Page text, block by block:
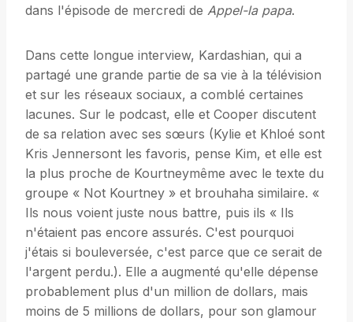
dans l'épisode de mercredi de Appel-la papa.
Dans cette longue interview, Kardashian, qui a
partagé une grande partie de sa vie à la télévision
et sur les réseaux sociaux, a comblé certaines
lacunes. Sur le podcast, elle et Cooper discutent
de sa relation avec ses sœurs (Kylie et Khloé sont
Kris Jennersont les favoris, pense Kim, et elle est
la plus proche de Kourtneymême avec le texte du
groupe « Not Kourtney » et brouhaha similaire. «
Ils nous voient juste nous battre, puis ils « Ils
n'étaient pas encore assurés. C'est pourquoi
j'étais si bouleversée, c'est parce que ce serait de
l'argent perdu.). Elle a augmenté qu'elle dépense
probablement plus d'un million de dollars, mais
moins de 5 millions de dollars, pour son glamour